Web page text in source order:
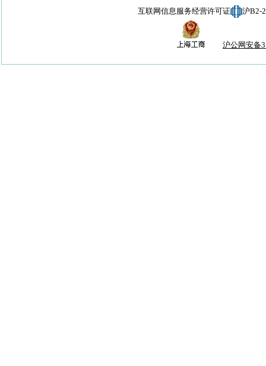
互联网信息服务经营许可证 沪B2-
沪公网安备